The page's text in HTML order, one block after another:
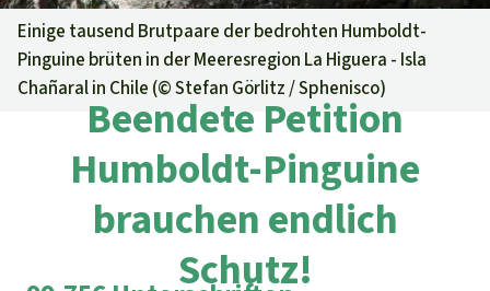
Informieren
Aktuelles
Erfolge
Alle News
Kids
Unsere Themen
Der Regenwald
Klima
Regenwald Report
Aktuelle Ausgabe
Erfolge
Shop
Überuns
Über uns
Dringender Spendenaufruf
Regenwald-Urkunden
Fragen & Antworten
Spendenkonto Rettet den
Einige tausend Brutpaare der bedrohten Humboldt-
Pinguine brüten in der Meeresregion La Higuera - Isla
Chañaral in Chile (©Stefan Görlitz / Sphenisco)
Beendete Petition
Humboldt-Pinguine
brauchen endlich
Schutz!